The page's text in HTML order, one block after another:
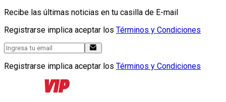
Recibe las últimas noticias en tu casilla de E-mail
Registrarse implica aceptar los Términos y Condiciones
Registrarse implica aceptar los Términos y Condiciones